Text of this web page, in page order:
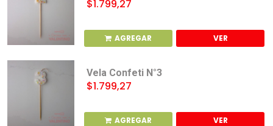
$1.799,27
AGREGAR VER
Vela Confeti N°3
$1.799,27
AGREGAR VER